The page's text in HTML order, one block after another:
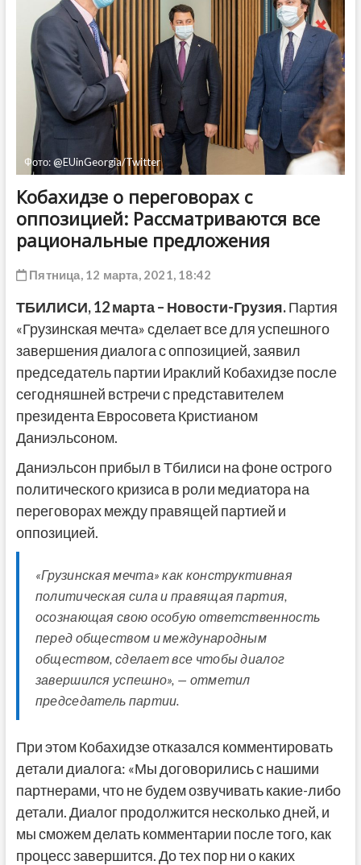
Фото: @EUinGeorgia/Twitter
Кобахидзе о переговорах с
оппозицией: Рассматриваются все
рациональные предложения
Пятница, 12 марта, 2021, 18:42
ТБИЛИСИ,12марта– Новости-Грузия.Партия
«Грузинская мечта» сделает все для успешного
завершения диалога с оппозицией, заявил
председатель партии Ираклий Кобахидзе после
сегодняшней встречи с представителем
президента Евросовета Кристианом
Даниэльсоном.
Даниэльсон прибыл в Тбилиси на фоне острого
политического кризиса в роли медиатора на
переговорах между правящей партией и
оппозицией.
«Грузинская мечта» как конструктивная
политическая сила и правящая партия,
осознающая свою особую ответственность
перед обществом и международным
обществом, сделает все чтобы диалог
завершился успешно», — отметил
председатель партии.
При этом Кобахидзе отказался комментировать
детали диалога: «Мы договорились с нашими
партнерами, что не будем озвучивать какие-либо
детали. Диалог продолжится несколько дней, и
мы сможем делать комментарии после того, как
процесс завершится. До тех пор ни о каких